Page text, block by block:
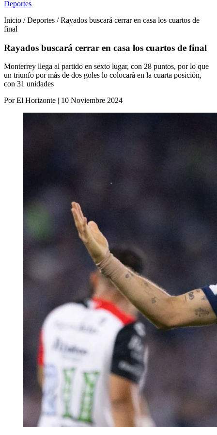
Deportes
Inicio / Deportes / Rayados buscará cerrar en casa los cuartos de
final
Rayados buscará cerrar en casa los cuartos de final
Monterrey llega al partido en sexto lugar, con 28 puntos, por lo que
un triunfo por más de dos goles lo colocará en la cuarta posición,
con 31 unidades
Por El Horizonte | 10 Noviembre 2024